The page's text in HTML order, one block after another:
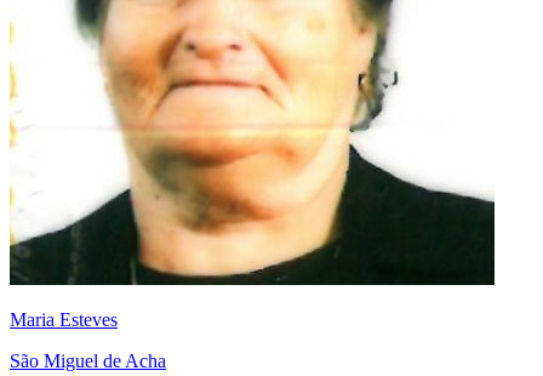
Maria Esteves
São Miguel de Acha